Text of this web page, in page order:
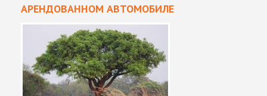
АРЕНДОВАННОМ АВТОМОБИЛЕ